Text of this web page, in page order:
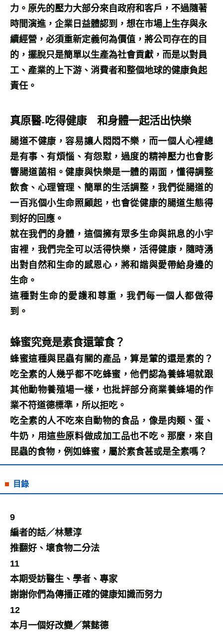
力。原先的壓力大部分來自政府和客戶，不過隨著
時間演進，企業日益體認到，想在市場上生存與永
續經營，必須重新定義何為價值，將公司存在的目
的，擺脫只是簡單以生產為社會貢獻，而是以對員
工、產業的上下游、消費者和整個地球的健康負起
責任。
真原醫-吃得健康 和身體一起活出快樂
腸道不健康，容易讓人悶悶不樂，而一個人心裡總
是有事、有煩惱、有怨懟，過度的精神壓力也會影
響腸道菌相。健康與快樂是一體的兩面，懂得調整
飲食、心理管理、簡單的生活調整，我們從腸道的
一百兆個小生命照顧起，也會從健康的腸道生態得
到好的回應。
就在我們的身體，這個擁有眾多生命與訊息的小宇
宙裡，我們完全可以活得快樂，活得健康，隨時湧
出對自然和生命的感恩心，將和諧與愛帶給身邊的
生命。
這種對生命的愛護和尊重，我們每一個人都做得
到。
蜂蜜究竟是素食還葷食？
蜂蜜這種與昆蟲有關的產品，算是葷的還是素的？
吃全素的人幾乎都不吃蜂蜜，他們認為養蜂場就跟
其他動物養殖場一樣，也批評部分商業養蜂場的作
業不符道德標準，所以拒吃。
吃全素的人不吃來自動物的食品，像是肉類、蛋、
牛奶，用這些原料做成加工品也不吃。那麼，來自
昆蟲的食物，例如蜂蜜，屬於素食甚或是全素嗎？
目錄
9
編者的話／林慧淳
推翻好、壞食物二分法
11
本期受訪醫生、學者、專家
謝謝你們為傳播正確的健康知識而努力
12
本月一個好改變／葉懿德